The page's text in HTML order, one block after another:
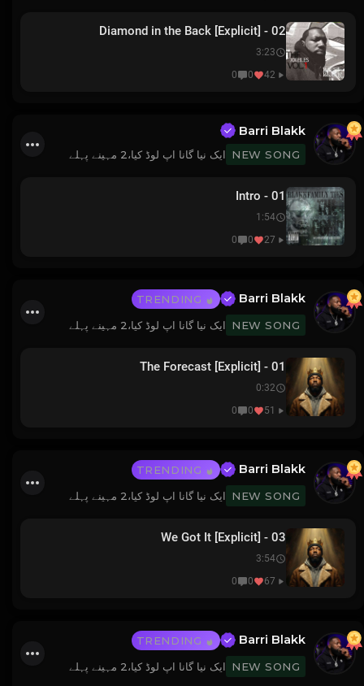
02 - Diamond in the Back [Explicit]
3:23
42
0
0
Barri Blakk
NEW SONG ایک نیا گانا اپ لوڈ کیا،2 مہینے پہلے
01 - Intro
1:54
27
0
0
Barri Blakk
NEW SONG ایک نیا گانا اپ لوڈ کیا،2 مہینے پہلے
01 - The Forecast [Explicit]
0:32
51
0
0
Barri Blakk
NEW SONG ایک نیا گانا اپ لوڈ کیا،2 مہینے پہلے
03 - We Got It [Explicit]
3:54
67
0
0
Barri Blakk
NEW SONG ایک نیا گانا اپ لوڈ کیا،2 مہینے پہلے